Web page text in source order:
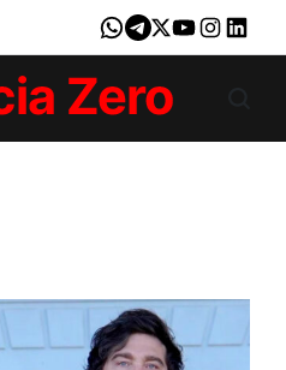
Whatsapp
Telegram
X YoutubeInstagram